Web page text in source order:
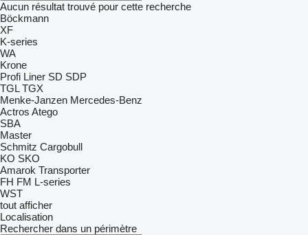
Aucun résultat trouvé pour cette recherche
Böckmann
XF
K-series
WA
Krone
Profi Liner SD SDP
TGL TGX
Menke-Janzen Mercedes-Benz
Actros Atego
SBA
Master
Schmitz Cargobull
KO SKO
Amarok Transporter
FH FM L-series
WST
tout afficher
Localisation
Rechercher dans un périmètre